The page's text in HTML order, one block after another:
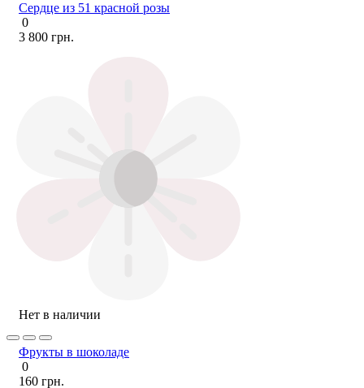
Сердце из 51 красной розы
0
3 800 грн.
Нет в наличии
Фрукты в шоколаде
0
160 грн.